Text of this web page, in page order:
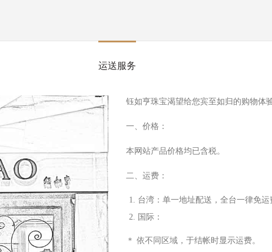
运送服务
钰如亨珠宝渴望给您宾至如归的购物体
一、价格：
本网站产品价格均已含税。
二、运费：
台湾：单⼀地址配送，全台⼀律免运
国际：
＊ 依不同区域，于结帐时显⽰运费。